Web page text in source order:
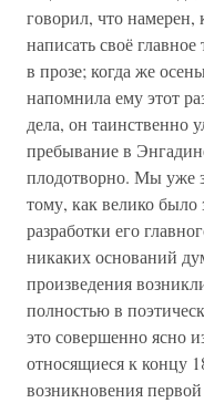
говорил, что намерен,
написать своё
в прозе; когда же
напомнила ему этот
дела, он таинственно
пребывание в
плодотворно. Мы уже
тому, как велико было
разработки его
никаких оснований
произведения
полностью в
это совершенно ясно
относящиеся к концу
возникновения